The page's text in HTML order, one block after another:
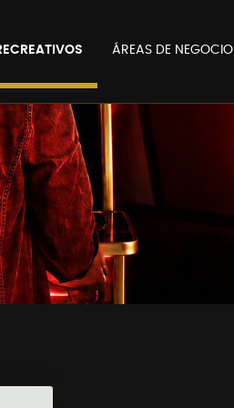
ÁREAS DE NEGOCIO